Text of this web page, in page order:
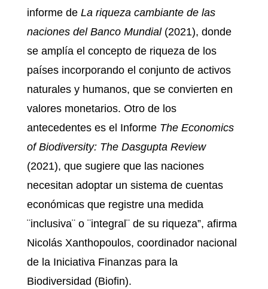
informe de La riqueza cambiante de las
naciones del Banco Mundial(2021), donde
se amplía el concepto de riqueza de los
países incorporando el conjunto de activos
naturales y humanos, que se convierten en
valores monetarios. Otro de los
antecedentes es el Informe The Economics
of Biodiversity: The Dasgupta Review
(2021), que sugiere que las naciones
necesitan adoptar un sistema de cuentas
económicas que registre una medida
¨inclusiva¨ o ¨integral¨ de su riqueza”, afirma
Nicolás Xanthopoulos, coordinador nacional
de la Iniciativa Finanzas para la
Biodiversidad (Biofin).